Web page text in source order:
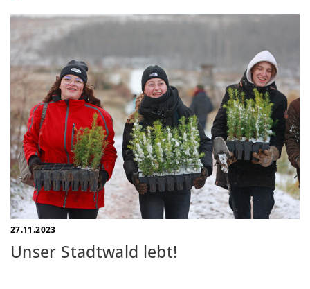
27.11.2023
Unser Stadtwald lebt!